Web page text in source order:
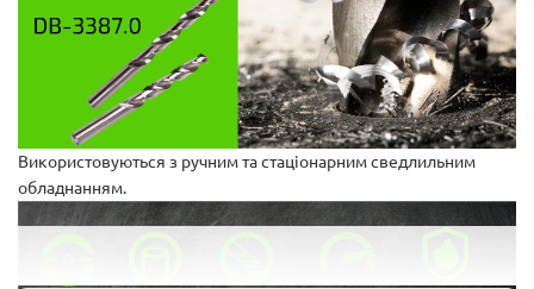
Використовуються з ручним та стаціонарним сведлильним
обладнанням.